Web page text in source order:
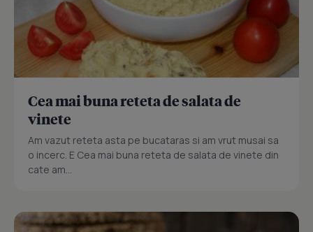
Cea mai buna reteta de salata de
vinete
Am vazut reteta asta pe bucataras si am vrut musai sa
o incerc. E Cea mai buna reteta de salata de vinete din
cate am...